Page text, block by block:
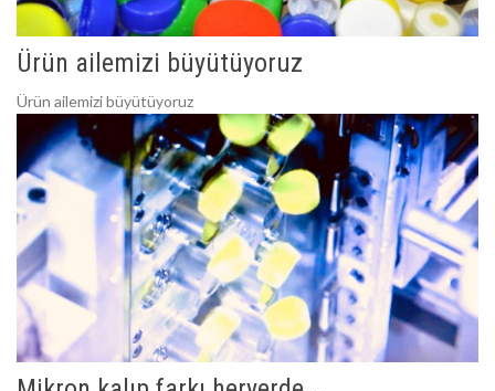
Ürün ailemizi büyütüyoruz
Ürün ailemizi büyütüyoruz